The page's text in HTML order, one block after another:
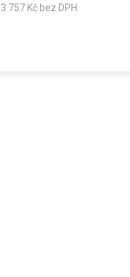
3 757 Kč bez DPH